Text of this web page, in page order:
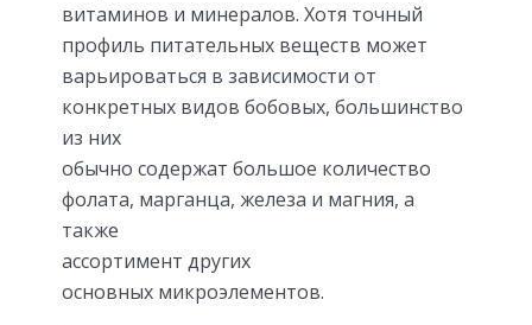
витаминов и минералов. Хотя точный
профиль питательных веществ может
варьироваться в зависимости от
конкретных видов бобовых, большинство
из них
обычно содержат большое количество
фолата, марганца, железа и магния, а
также
ассортимент других
основных микроэлементов.